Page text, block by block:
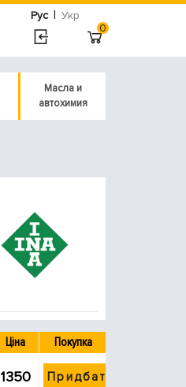
Рус | Укр
0
Масла и
автохимия
Ціна Покупка
1350 Придбати